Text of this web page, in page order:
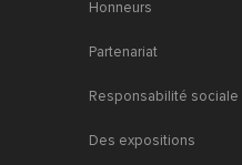
Honneurs
Partenariat
Responsabilité sociale
Des expositions